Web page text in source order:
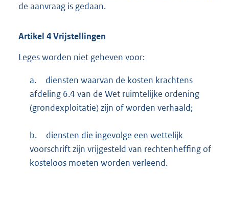
de aanvraag is gedaan.
Artikel 4Vrijstellingen
Leges worden niet geheven voor:
a.
diensten waarvan de kosten krachtens
afdeling 6.4 van de Wet ruimtelijke ordening
(grondexploitatie) zijn of worden verhaald;
b.
diensten die ingevolge een wettelijk
voorschrift zijn vrijgesteld van rechtenheffing of
kosteloos moeten worden verleend.